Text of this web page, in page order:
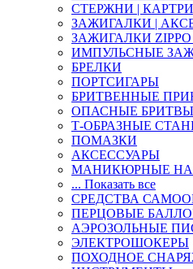
СТЕРЖНИ |
ЗАЖИГАЛКИ |
ЗАЖИГАЛКИ ZIPPO
ИМПУЛЬСНЫЕ
БРЕЛКИ
ПОРТСИГАРЫ
БРИТВЕННЫЕ
ОПАСНЫЕ БРИТВЫ
Т-ОБРАЗНЫЕ
ПОМАЗКИ
АКСЕССУАРЫ
МАНИКЮРНЫЕ
... Показать все
СРЕДСТВА
ПЕРЦОВЫЕ
АЭРОЗОЛЬНЫЕ
ЭЛЕКТРОШОКЕРЫ
ПОХОДНОЕ